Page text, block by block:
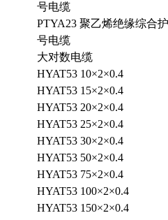
号电缆
PTYA23 聚乙烯绝缘综合
号电缆
大对数电缆
HYAT53 10×2×0.4
HYAT53 15×2×0.4
HYAT53 20×2×0.4
HYAT53 25×2×0.4
HYAT53 30×2×0.4
HYAT53 50×2×0.4
HYAT53 75×2×0.4
HYAT53 100×2×0.4
HYAT53 150×2×0.4